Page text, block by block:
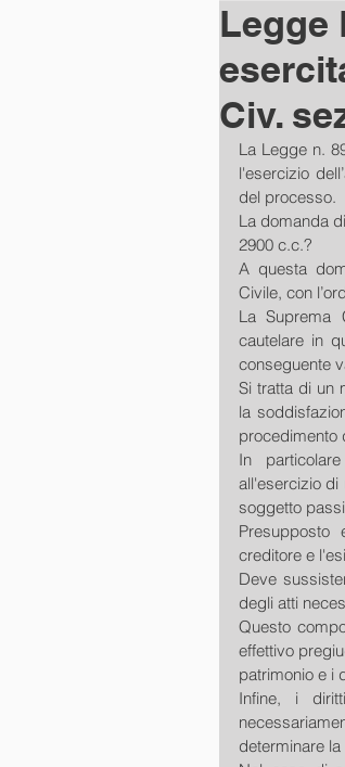
Legge
Civ.
La Legge n.
l'esercizio
del processo.
La domanda
2900 c.c.?
A questa
Civile, con
La Suprema
cautelare in
conseguente
Si tratta di un
la
procedimento
In
all'esercizio di
soggetto
Presupposto
creditore e
Deve
degli atti
Questo
effettivo
patrimonio e i
Infine, i
determinare